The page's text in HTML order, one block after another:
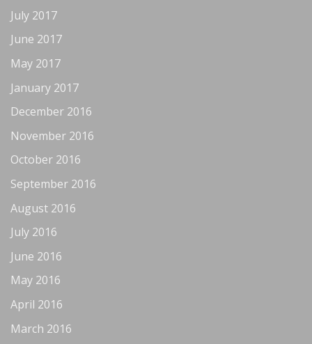
July 2017
June 2017
May 2017
January 2017
December 2016
November 2016
October 2016
September 2016
August 2016
July 2016
June 2016
May 2016
April 2016
March 2016